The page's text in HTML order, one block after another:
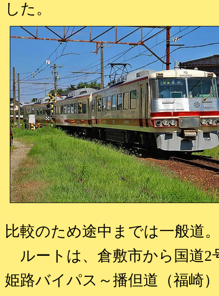
した。
比較のため途中までは一般道
ルートは、倉敷市から国道2
姫路バイパス～播但道（福崎